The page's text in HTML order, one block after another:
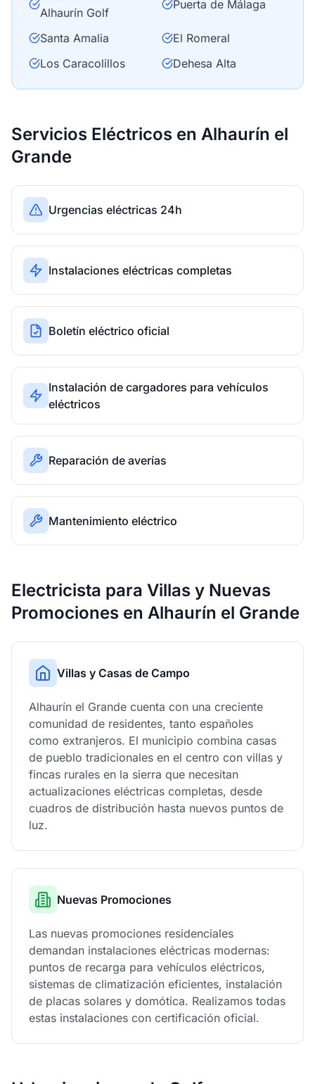
Alhaurín Golf
Puerta de Málaga
Santa Amalia
El Romeral
Los Caracolillos
Dehesa Alta
Servicios Eléctricos en Alhaurín el
Grande
Urgencias eléctricas 24h
Instalaciones eléctricas completas
Boletín eléctrico oficial
Instalación de cargadores para vehículos
eléctricos
Reparación de averías
Mantenimiento eléctrico
Electricista para Villas y Nuevas
Promociones en Alhaurín el Grande
Villas y Casas de Campo
Alhaurín el Grande cuenta con una creciente
comunidad de residentes, tanto españoles
como extranjeros. El municipio combina casas
de pueblo tradicionales en el centro con villas y
fincas rurales en la sierra que necesitan
actualizaciones eléctricas completas, desde
cuadros de distribución hasta nuevos puntos de
luz.
Nuevas Promociones
Las nuevas promociones residenciales
demandan instalaciones eléctricas modernas:
puntos de recarga para vehículos eléctricos,
sistemas de climatización eficientes, instalación
de placas solares y domótica. Realizamos todas
estas instalaciones con certificación oficial.